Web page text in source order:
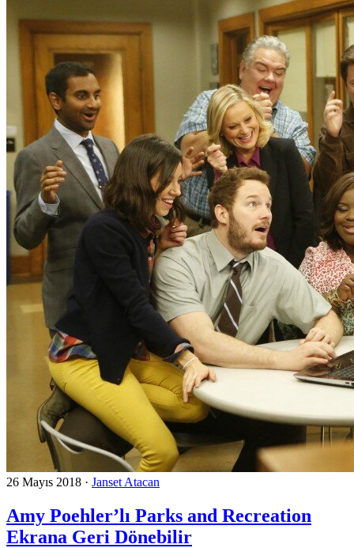
26 Mayıs 2018 · Janset Atacan
Amy Poehler’lı Parks and Recreation
Ekrana Geri Dönebilir